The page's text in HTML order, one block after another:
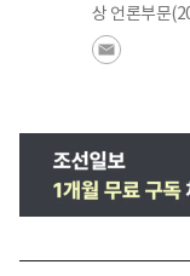
상 언론부문